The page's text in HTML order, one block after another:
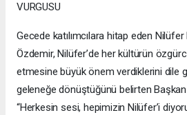
VURGUSU
Gecede katılımcılara hitap eden
Özdemir, Nilüfer’de her kültürün
etmesine büyük önem verdiklerini dile
geleneğe dönüştüğünü belirten
“Herkesin sesi, hepimizin Nilüfer’i